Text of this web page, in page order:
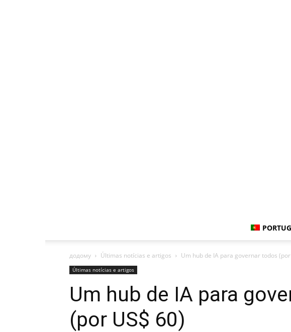
додому Últimas notícias e artigos Um hub de IA para governar todos (por
Últimas notícias e artigos
Um hub de IA para
(por US$ 60)